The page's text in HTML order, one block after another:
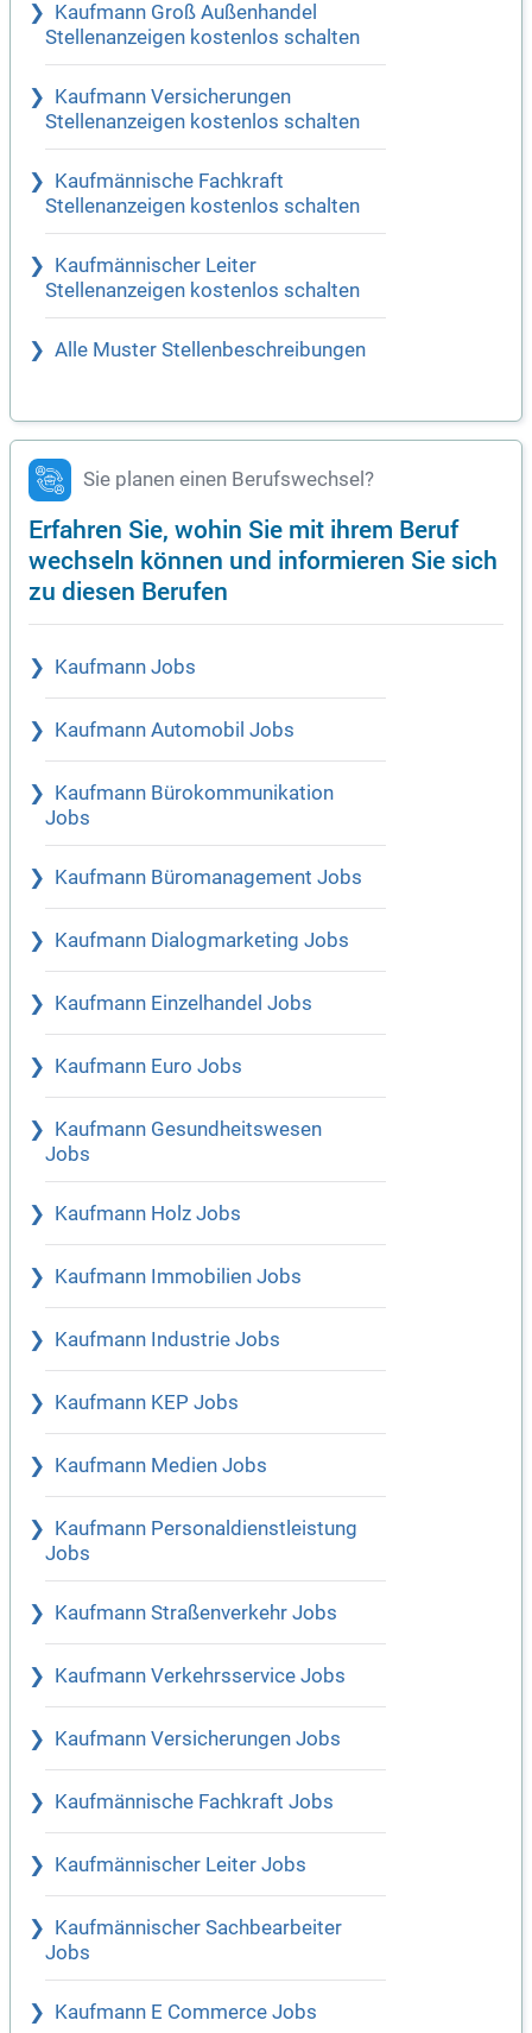
Kaufmann Groß Außenhandel
Stellenanzeigen kostenlos schalten
Kaufmann Versicherungen
Stellenanzeigen kostenlos schalten
Kaufmännische Fachkraft
Stellenanzeigen kostenlos schalten
Kaufmännischer Leiter
Stellenanzeigen kostenlos schalten
Alle Muster Stellenbeschreibungen
Sie planen einen Berufswechsel?
Erfahren Sie, wohin Sie mit ihrem Beruf
wechseln können und informieren Sie sich
zu diesen Berufen
Kaufmann Jobs
Kaufmann Automobil Jobs
Kaufmann Bürokommunikation
Jobs
Kaufmann Büromanagement Jobs
Kaufmann Dialogmarketing Jobs
Kaufmann Einzelhandel Jobs
Kaufmann Euro Jobs
Kaufmann Gesundheitswesen
Jobs
Kaufmann Holz Jobs
Kaufmann Immobilien Jobs
Kaufmann Industrie Jobs
Kaufmann KEP Jobs
Kaufmann Medien Jobs
Kaufmann Personaldienstleistung
Jobs
Kaufmann Straßenverkehr Jobs
Kaufmann Verkehrsservice Jobs
Kaufmann Versicherungen Jobs
Kaufmännische Fachkraft Jobs
Kaufmännischer Leiter Jobs
Kaufmännischer Sachbearbeiter
Jobs
Kaufmann E Commerce Jobs